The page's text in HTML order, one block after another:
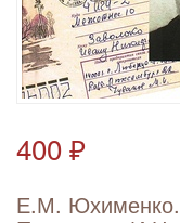
400 ₽
Е.М. Юхименко.